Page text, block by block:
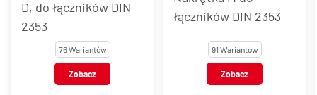
D, do łączników DIN
2353
76 Wariantów
Zobacz
łączników DIN 2353
91 Wariantów
Zobacz